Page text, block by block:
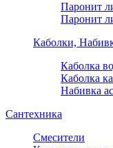
Паронит
Паронит
Каболки,
Каболка
Каболка
Набивка
Сантехника
Смесители